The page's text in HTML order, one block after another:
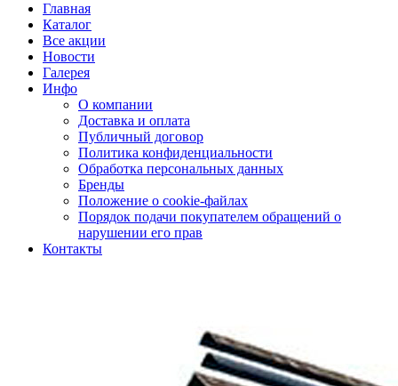
Главная
Каталог
Все акции
Новости
Галерея
Инфо
О компании
Доставка и оплата
Публичный договор
Политика конфиденциальности
Обработка персональных данных
Бренды
Положение о cookie-файлах
Порядок подачи покупателем обращений о
нарушении его прав
Контакты